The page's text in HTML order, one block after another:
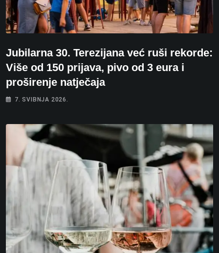
Jubilarna 30. Terezijana već ruši rekorde:
Više od 150 prijava, pivo od 3 eura i
proširenje natječaja
7. SVIBNJA 2026.